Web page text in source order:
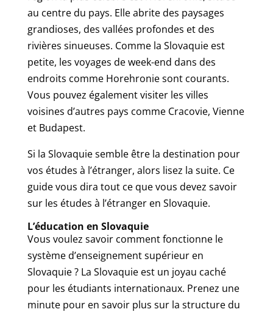
au centre du pays. Elle abrite des paysages
grandioses, des vallées profondes et des
rivières sinueuses. Comme la Slovaquie est
petite, les voyages de week-end dans des
endroits comme Horehronie sont courants.
Vous pouvez également visiter les villes
voisines d’autres pays comme Cracovie, Vienne
et Budapest.
Si la Slovaquie semble être la destination pour
vos études à l’étranger, alors lisez la suite. Ce
guide vous dira tout ce que vous devez savoir
sur les études à l’étranger en Slovaquie.
L’éducation en Slovaquie
Vous voulez savoir comment fonctionne le
système d’enseignement supérieur en
Slovaquie ? La Slovaquie est un joyau caché
pour les étudiants internationaux. Prenez une
minute pour en savoir plus sur la structure du